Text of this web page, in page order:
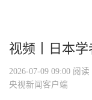
视频丨日本
2026-07-09 09:00 阅读
央视新闻客户端